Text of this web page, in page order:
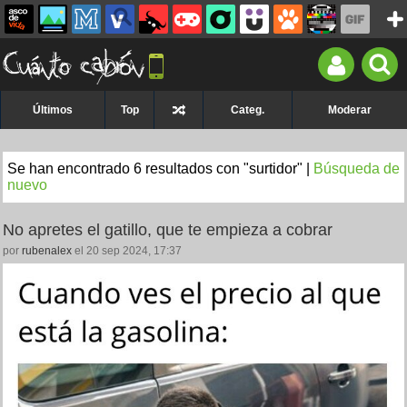
Últimos Top Categ. Moderar
Se han encontrado 6 resultados con "surtidor" |
Búsqueda de
nuevo
No apretes el gatillo, que te empieza a cobrar
por rubenalex el 20 sep 2024, 17:37